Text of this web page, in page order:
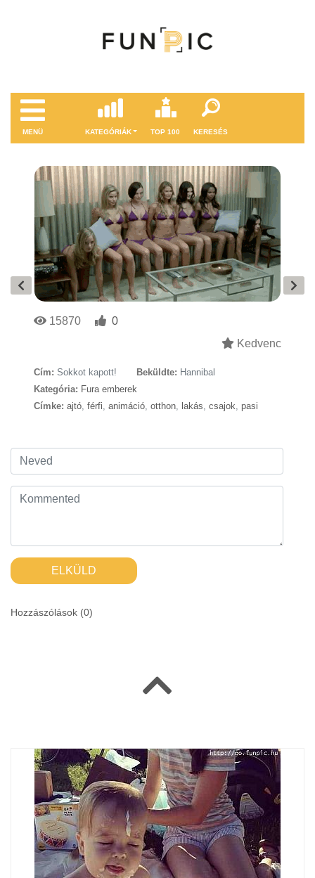
MENÜ KATEGÓRIÁK TOP 100 KERESÉS
15870
0
Kedvenc
Cím: Sokkot kapott! Beküldte: Hannibal
Kategória: Fura emberek
Címke: ajtó, férfi, animáció, otthon, lakás, csajok, pasi
ELKÜLD
Hozzászólások (0)